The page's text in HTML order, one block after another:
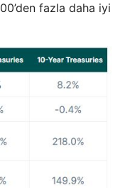
fazla daha iyi